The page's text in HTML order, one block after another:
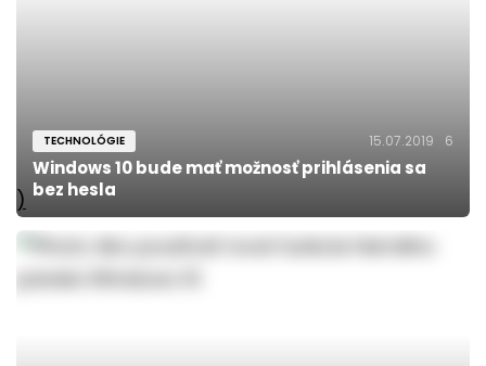
)
TECHNOLÓGIE 15.07.2019 6
Windows 10 bude mať možnosť prihlásenia sa
bez hesla